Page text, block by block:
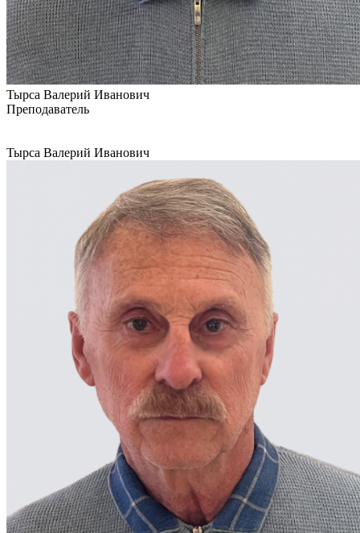
Тырса Валерий Иванович
Преподаватель
Тырса Валерий Иванович